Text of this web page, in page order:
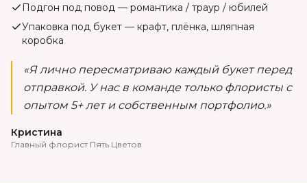
Подгон под повод — романтика / траур / юбилей
Упаковка под букет — крафт, плёнка, шляпная
коробка
«Я лично пересматриваю каждый букет перед
отправкой. У нас в команде только флористы с
опытом 5+ лет и собственным портфолио.»
Кристина
Главный флорист Пять Цветов